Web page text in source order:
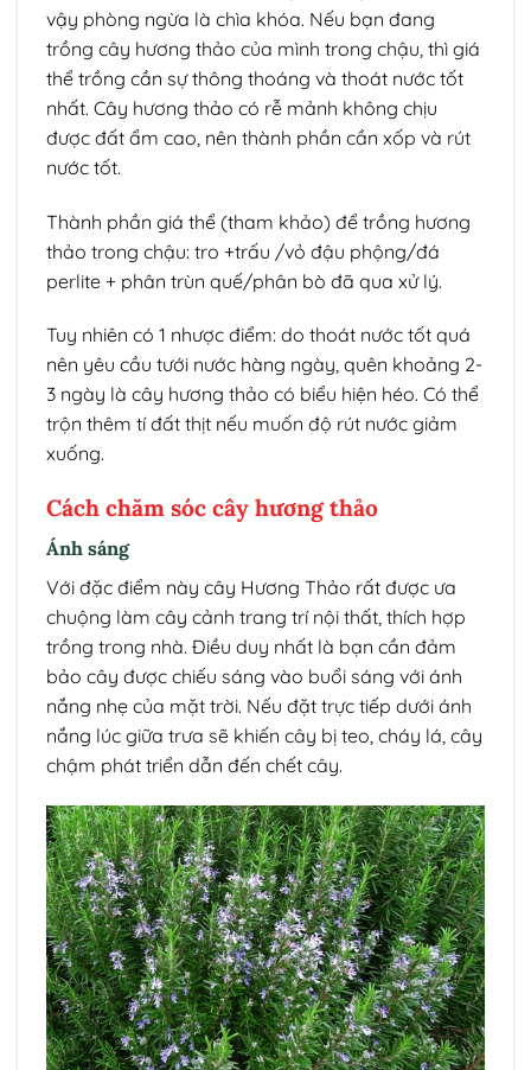
vậy phòng ngừa là chìa khóa. Nếu bạn đang
trồng cây hương thảo của mình trong chậu, thì giá
thể trồng cần sự thông thoáng và thoát nước tốt
nhất. Cây hương thảo có rễ mảnh không chịu
được đất ẩm cao, nên thành phần cần xốp và rút
nước tốt.
Thành phần giá thể (tham khảo) để trồng hương
thảo trong chậu: tro +trấu /vỏ đậu phộng/đá
perlite + phân trùn quế/phân bò đã qua xử lý.
Tuy nhiên có 1 nhược điểm: do thoát nước tốt quá
nên yêu cầu tưới nước hàng ngày, quên khoảng 2-
3 ngày là cây hương thảo có biểu hiện héo. Có thể
trộn thêm tí đất thịt nếu muốn độ rút nước giảm
xuống.
Cách chăm sóc cây hương thảo
Ánh sáng
Với đặc điểm này cây Hương Thảo rất được ưa
chuộng làm cây cảnh trang trí nội thất, thích hợp
trồng trong nhà. Điều duy nhất là bạn cần đảm
bảo cây được chiếu sáng vào buổi sáng với ánh
nắng nhẹ của mặt trời. Nếu đặt trực tiếp dưới ánh
nắng lúc giữa trưa sẽ khiến cây bị teo, cháy lá, cây
chậm phát triển dẫn đến chết cây.